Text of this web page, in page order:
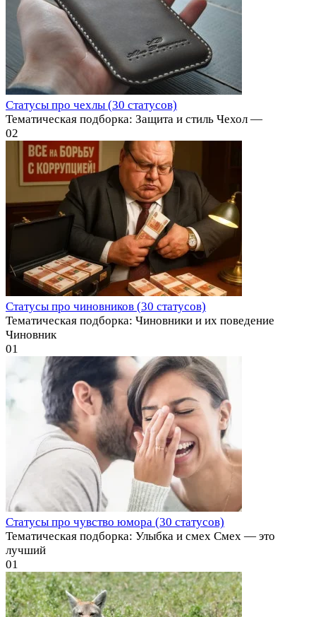
Статусы про чехлы (30 статусов)
Тематическая подборка: Защита и стиль Чехол —
02
Статусы про чиновников (30 статусов)
Тематическая подборка: Чиновники и их поведение
Чиновник
01
Статусы про чувство юмора (30 статусов)
Тематическая подборка: Улыбка и смех Смех — это
лучший
01